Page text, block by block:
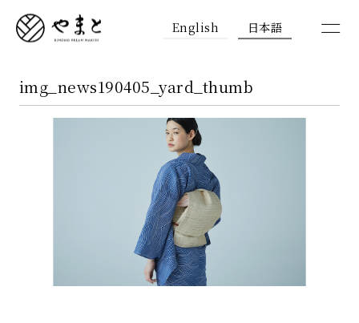
English 日本語
img_news190405_yard_thumb